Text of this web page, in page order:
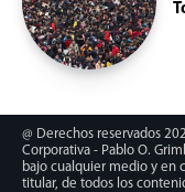
@ Derechos reservados
Corporativa - Pablo O.
bajo cualquier medio y en
titular, de todos los